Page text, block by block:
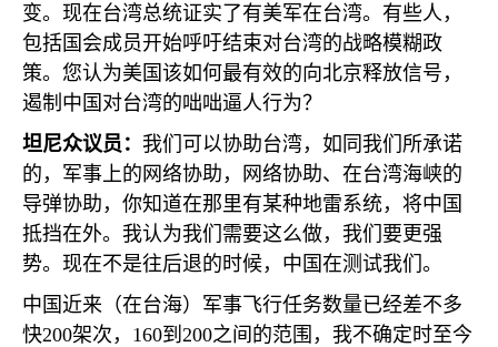
变。现在台湾总统证实了有美军在台湾。有些人，
包括国会成员开始呼吁结束对台湾的战略模糊政
策。您认为美国该如何最有效的向北京释放信号，
遏制中国对台湾的咄咄逼人行为？
坦尼众议员： 我们可以协助台湾，如同我们所承诺
的，军事上的网络协助，网络协助、在台湾海峡的
导弹协助，你知道在那里有某种地雷系统，将中国
抵挡在外。我认为我们需要这么做，我们要更强
势。现在不是往后退的时候，中国在测试我们。
中国近来（在台海）军事飞行任务数量已经差不多
快200架次， 160到 200之间的范围，我不确定时至今